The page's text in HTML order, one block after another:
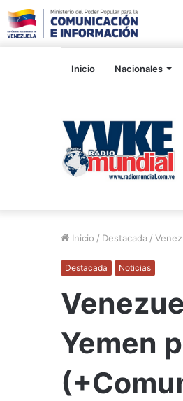
Inicio Nacionales
Inicio / Destacada /
Destacada Noticias
Yemen